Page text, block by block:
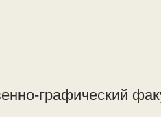
графический